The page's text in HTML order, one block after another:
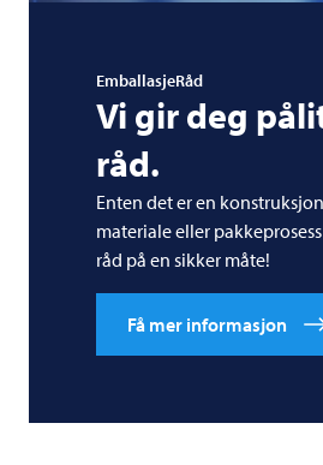
EmballasjeRåd
Vi gir deg
råd.
Enten det er en
materiale eller
råd på en sikker måte!
Få mer informasjon